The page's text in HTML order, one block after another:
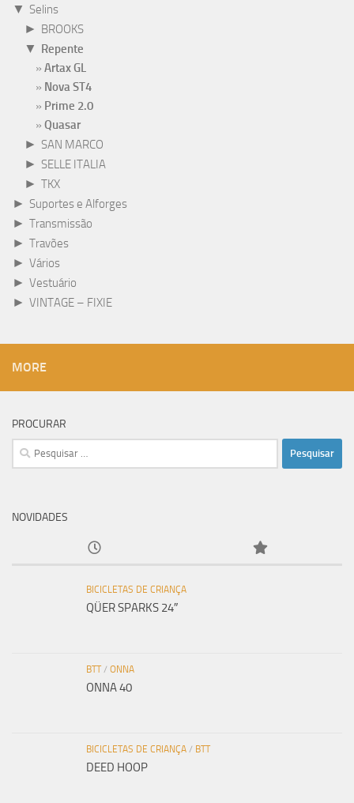
▼ Selins
► BROOKS
▼ Repente
Artax GL
Nova ST4
Prime 2.0
Quasar
► SAN MARCO
► SELLE ITALIA
► TKX
► Suportes e Alforges
► Transmissão
► Travões
► Vários
► Vestuário
► VINTAGE – FIXIE
MORE
PROCURAR
Pesquisar
por:
NOVIDADES
BICICLETAS DE CRIANÇA
QÜER SPARKS 24″
BTT/ ONNA
ONNA 40
BICICLETAS DE CRIANÇA / BTT
DEED HOOP